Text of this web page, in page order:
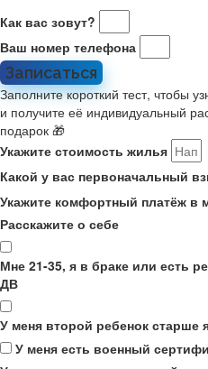
Как вас зовут?
Ваш номер телефона
Записаться
Заполните короткий тест, чтобы
и получите её индивидуальный
подарок 🎁
Укажите стоимость жилья
Какой у вас первоначальный
Укажите комфортный платёж в
Расскажите о себе
Мне 21-35, я в браке или есть
ДВ
У меня второй ребенок старше
У меня есть военный